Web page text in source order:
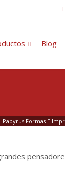
Blog
Papyrus Formas E